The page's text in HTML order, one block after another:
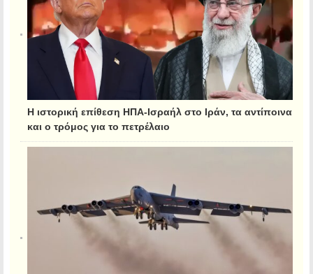
Η ιστορική επίθεση ΗΠΑ-Ισραήλ στο Ιράν, τα αντίποινα
και ο τρόμος για το πετρέλαιο